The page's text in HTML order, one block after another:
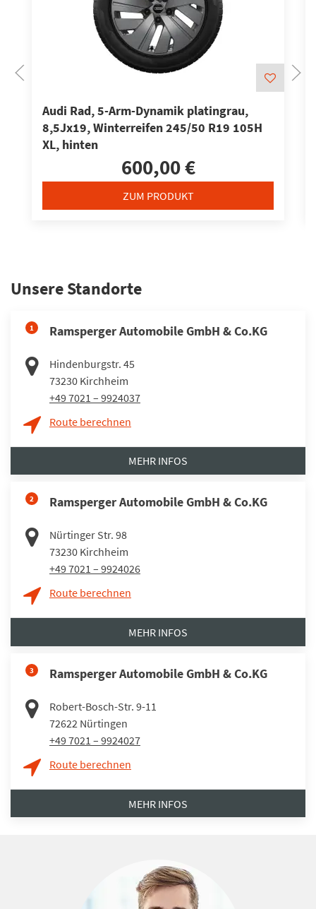
Audi Rad, 5-Arm-Dynamik platingrau,
8,5Jx19, Winterreifen 245/50 R19 105H
XL, hinten
600,00 €
ZUM PRODUKT
Unsere Standorte
1 Ramsperger Automobile GmbH & Co.KG
Hindenburgstr. 45
73230 Kirchheim
+49 7021 – 9924037
Route berechnen
MEHR INFOS
2 Ramsperger Automobile GmbH & Co.KG
Nürtinger Str. 98
73230 Kirchheim
+49 7021 – 9924026
Route berechnen
MEHR INFOS
3 Ramsperger Automobile GmbH & Co.KG
Robert-Bosch-Str. 9-11
72622 Nürtingen
+49 7021 – 9924027
Route berechnen
MEHR INFOS